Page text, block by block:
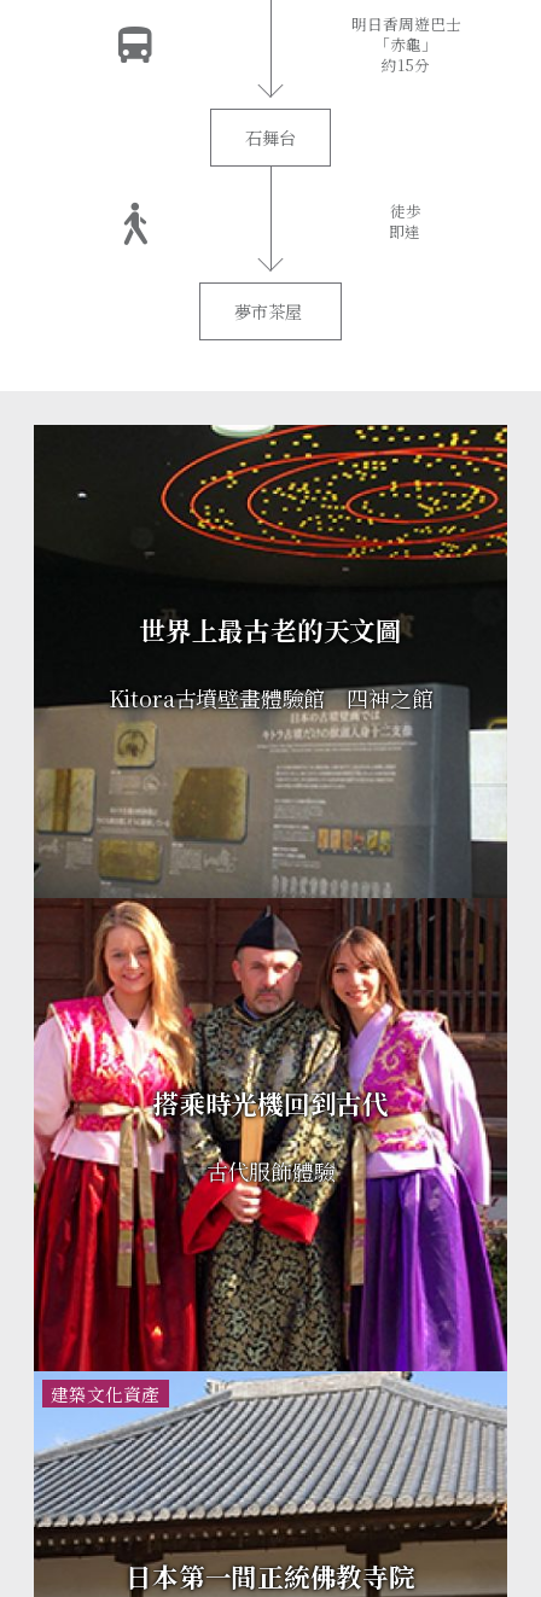
明日香周遊巴士
「赤龜」
約15分
石舞台
徒歩
即達
夢市茶屋
世界上最古老的天文圖
Kitora古墳壁畫體驗館 四神之館
搭乘時光機回到古代
古代服飾體驗
建築文化資產
日本第一間正統佛教寺院